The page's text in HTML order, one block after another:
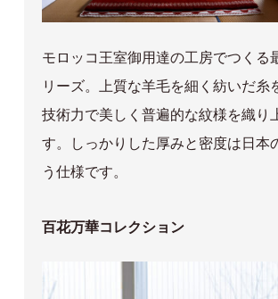
モロッコ王室御用達の工房でつくる
リーズ。上質な羊毛を細く紡いだ糸
技術力で美しく普遍的な紋様を織り
す。しっかりした厚みと密度は日本
う仕様です。
百花万華コレクション